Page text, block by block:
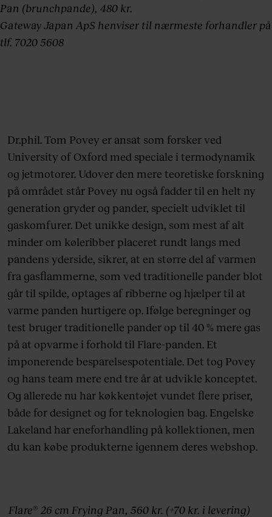
Pan (brunchpande), 480 kr.
Gateway Japan ApS henviser til nærmeste forhandler på
tlf. 7020 5608
Dr.phil. Tom Povey er ansat som forsker ved
University of Oxford med speciale i termodynamik
og jetmotorer. Udover den mere teoretiske forskning
på området står Povey nu også fadder til en helt ny
generation gryder og pander, specielt udviklet til
gaskomfurer. Det unikke design, som mest af alt
minder om køleribber placeret rundt langs med
pandens yderside, sikrer, at en større del af varmen
fra gasflammerne, som ved traditionelle pander blot
går til spilde, optages af ribberne og hjælper til at
varme panden hurtigere op. Ifølge beregninger og
test bruger traditionelle pander op til 40 % mere gas
på at opvarme i forhold til Flare-panden. Et
imponerende besparelsespotentiale. Det tog Povey
og hans team mere end tre år at udvikle konceptet.
Og allerede nu har køkkentøjet vundet flere priser,
både for designet og for teknologien bag. Engelske
Lakeland har eneforhandling på kollektionen, men
du kan købe produkterne igennem deres webshop.
Flare® 26 cm Frying Pan, 560 kr. (+70 kr. i levering)